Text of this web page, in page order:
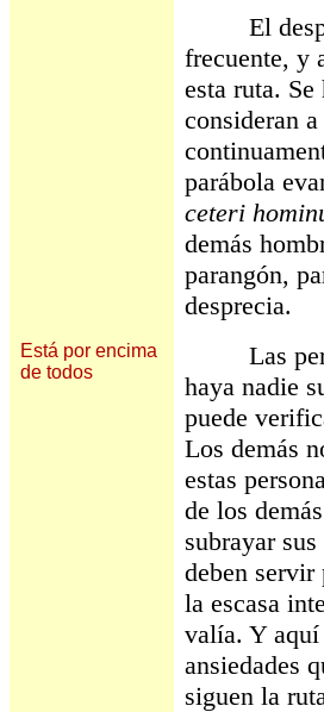
Está por encima
de todos
El
frecuente, y
esta ruta.
consideran
parábola
ceteri
demás
parangón,
desprecia.
Las
haya nadie
puede
Los demás
estas
de los
subrayar
deben servir
la escasa
valía. Y aquí
ansiedades
siguen la